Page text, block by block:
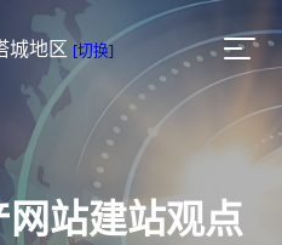
城地区 [切换] 
站建站观点